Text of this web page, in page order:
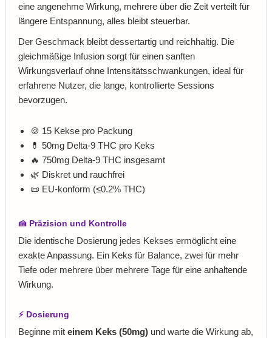
eine angenehme Wirkung, mehrere über die Zeit verteilt für
längere Entspannung, alles bleibt steuerbar.
Der Geschmack bleibt dessertartig und reichhaltig. Die
gleichmäßige Infusion sorgt für einen sanften
Wirkungsverlauf ohne Intensitätsschwankungen, ideal für
erfahrene Nutzer, die lange, kontrollierte Sessions
bevorzugen.
🍪 15 Kekse pro Packung
💊 50mg Delta‑9 THC pro Keks
🔥 750mg Delta‑9 THC insgesamt
🌿 Diskret und rauchfrei
📜 EU‑konform (≤0.2% THC)
🍰 Präzision und Kontrolle
Die identische Dosierung jedes Kekses ermöglicht eine
exakte Anpassung. Ein Keks für Balance, zwei für mehr
Tiefe oder mehrere über mehrere Tage für eine anhaltende
Wirkung.
⚡ Dosierung
Beginne mit einem Keks (50mg) und warte die Wirkung ab,